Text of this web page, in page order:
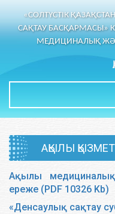
«СОЛТҮСТІК
САҚТАУ БАСҚАРМАСЫ»
МЕДИЦИНАЛЫҚ
АҚЫЛЫ
Ақылы
ереже (PDF 10326 Kb)
«Денсаулық сақтау